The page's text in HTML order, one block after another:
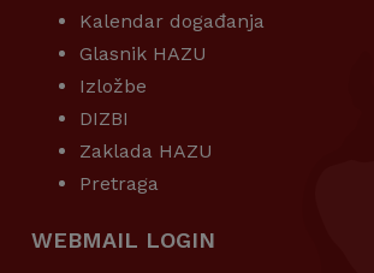
Kalendar događanja
Glasnik HAZU
Izložbe
DIZBI
Zaklada HAZU
Pretraga
WEBMAIL LOGIN